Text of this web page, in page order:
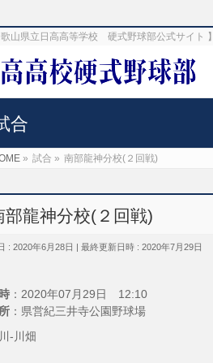
歌山県立日高高等学校 硬式野球部公式サイト
合
» 試合 » 南部龍神分校(２回戦)
部龍神分校(２回戦)
: 2020年6月28日 最終更新日時 : 2020年7月29日
：2020年07月29日 12:10
：県営紀三井寺公園野球場
-川畑